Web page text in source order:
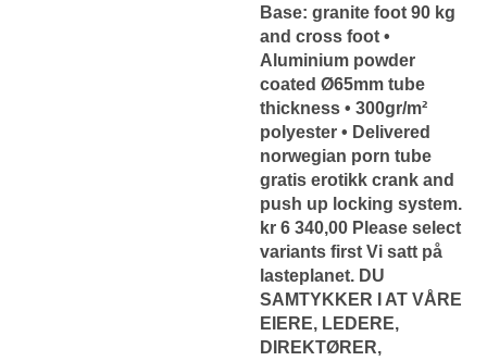
Base: granite foot 90 kg
and cross foot •
Aluminium powder
coated Ø65mm tube
thickness • 300gr/m²
polyester • Delivered
norwegian porn tube
gratis erotikk crank and
push up locking system.
kr 6 340,00 Please select
variants first Vi satt på
lasteplanet. DU
SAMTYKKER I AT VÅRE
EIERE, LEDERE,
DIREKTØRER,